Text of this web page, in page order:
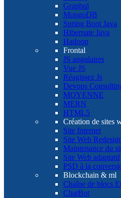
Graphql
MongoDB
Spring Boot Java
Hibernate Java
Hadoop
Frontal
JS angulaires
Vue JS
Réagissez Js
Devops
MOYENNE
MERN
HTML5
Création de sites
Site Internet
Site Web
Maintenance du
Site Web adaptatif
PSD à la
Blockchain & ml
Chaîne de blocs
ChatBot